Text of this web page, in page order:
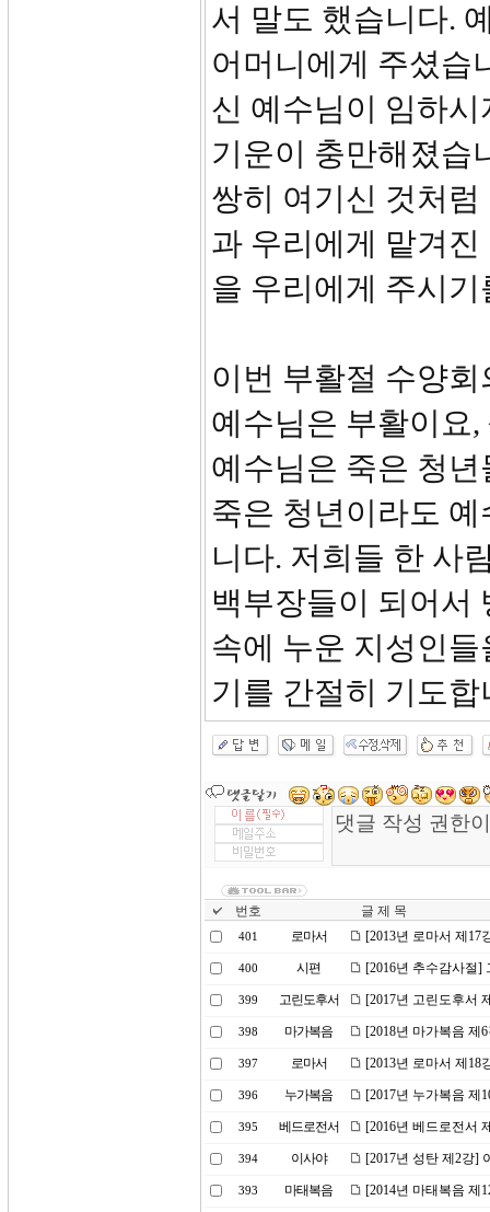
서 말도 했습니다.
어머니에게 주셨습
신 예수님이 임하
기운이 충만해졌습
쌍히 여기신 것처
과 우리에게 맡겨
을 우리에게 주시
이번 부활절 수양
예수님은 부활이요
예수님은 죽은 청
죽은 청년이라도
니다. 저희들 한 사
백부장들이 되어서
속에 누운 지성인
기를 간절히 기도합
번호 글 제 목
401 로마서 [2013년 로마서 제17
400 시편 [2016년 추수감사절]
399 고린도후서 [2017년 고린도후서
398 마가복음 [2018년 마가복음 제
397 로마서 [2013년 로마서 제18
396 누가복음 [2017년 누가복음 제
395 베드로전서 [2016년 베드로전서
394 이사야 [2017년 성탄 제2강]
393 마태복음 [2014년 마태복음 제